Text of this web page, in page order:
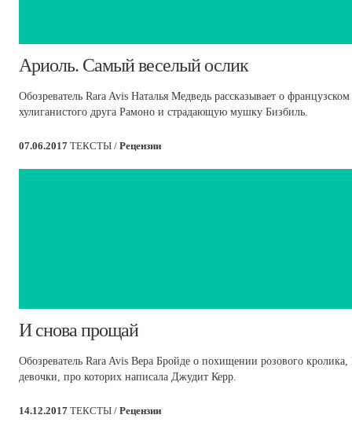
​Ариоль. Самый веселый ослик
Обозреватель Rara Avis Наталья Медведь рассказывает о
хулиганистого друга Рамоно и страдающую мушку Бизбиль.
07.06.2017 ТЕКСТЫ / Рецензии
​И снова прощай
Обозреватель Rara Avis Вера Бройде о похищении розового
девочки, про которих написала Джудит Керр.
14.12.2017 ТЕКСТЫ / Рецензии